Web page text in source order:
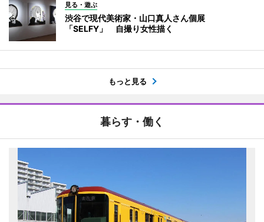
見る・遊ぶ
渋谷で現代美術家・山口真人さん個展
「SELFY」 自撮り女性描く
もっと見る
暮らす・働く